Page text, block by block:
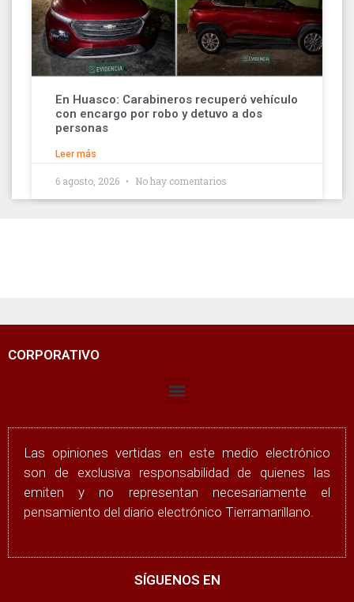
En Huasco: Carabineros recuperó vehículo
con encargo por robo y detuvo a dos
personas
Leer más
6 agosto, 2026 No hay comentarios
CORPORATIVO
Las opiniones vertidas en este medio electrónico
son de exclusiva responsabilidad de quienes las
emiten y no representan necesariamente el
pensamiento del diario electrónico Tierramarillano.
SÍGUENOS EN